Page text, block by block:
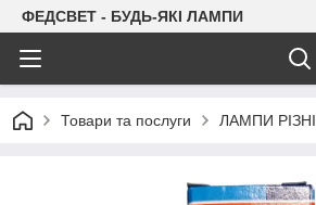
ФЕДСВЕТ - БУДЬ-ЯКІ ЛАМПИ
Товари та послуги ЛАМПИ РІЗНІ